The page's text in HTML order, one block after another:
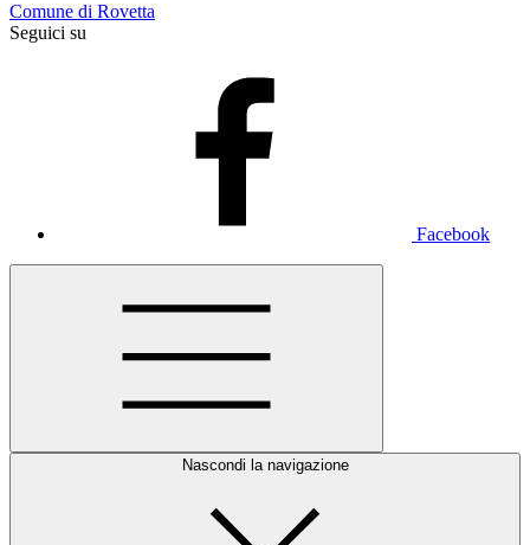
Comune di Rovetta
Seguici su
Facebook
Nascondi la navigazione